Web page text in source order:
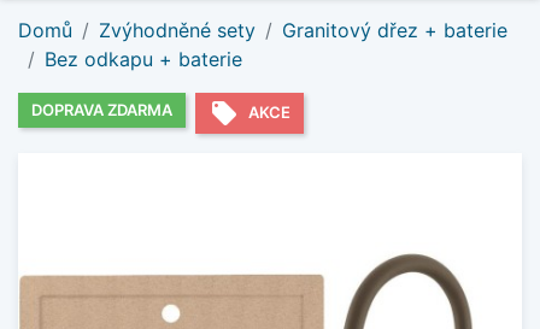
Domů Zvýhodněné sety
Granitový dřez + baterie
Bez odkapu + baterie
DOPRAVA ZDARMA local_offer AKCE